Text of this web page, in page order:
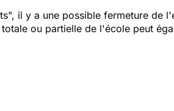
il y a une possible fermeture de
ou partielle de l'école peut